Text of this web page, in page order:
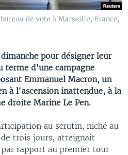
de vote à Marseille, France,
pour désigner leur
terme d'une campagne
Emmanuel Macron, un
à l'ascension inattendue, à la
droite Marine Le Pen.
au scrutin, niché au
trois jours, atteignait
rapport au premier tour